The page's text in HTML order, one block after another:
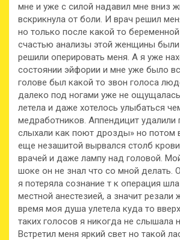
мне и уже с силой надавил мне вниз
вскрикнула от боли. И врач решил
но только после какой то
счастью анализы этой женщины были
решили оперировать меня. А я уже
состоянии эйфории и мне уже было
голове был какой то звон голоса
далеко под ногами уже не
летела и даже хотелось улыбаться
медработников. Аппендицит
слыхали как поют дрозды» но потом
еще незашитой вырвался столб
врачей и даже лампу над головой.
шоке он не знал что со мной делать.
я потеряла сознание т к операция
местной анестезией, а значит резали
время моя душа улетела куда то
таких голосов я никогда не слышала
Встретил меня яркий свет но такой